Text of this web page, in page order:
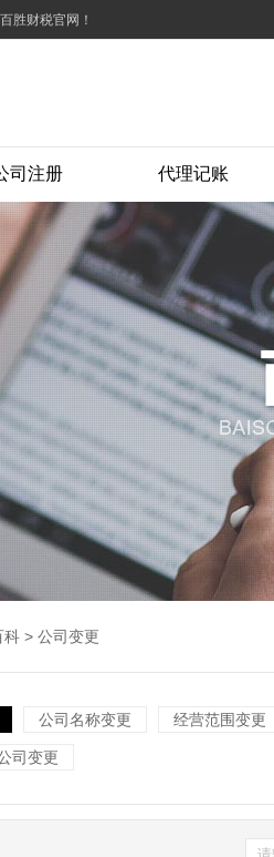
胜财税官网！
司注册 代理记账
科 > 公司变更
公司名称变更 经营范围变更
司变更